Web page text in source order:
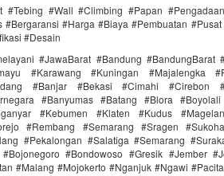
#Tebing #Wall #Climbing #Papan
#Bergaransi #Harga #Biaya #Pembuatan
#Desain
#JawaBarat #Bandung
#Karawang #Kuningan #Majalengka
#Banjar #Bekasi #Cimahi #Cirebon
#Banyumas #Batang #Blora
#Kebumen #Klaten #Kudus
#Rembang #Semarang #Sragen
#Pekalongan #Salatiga #Semarang
#Bondowoso #Gresik #Jember
#Malang #Mojokerto #Nganjuk #Ngawi